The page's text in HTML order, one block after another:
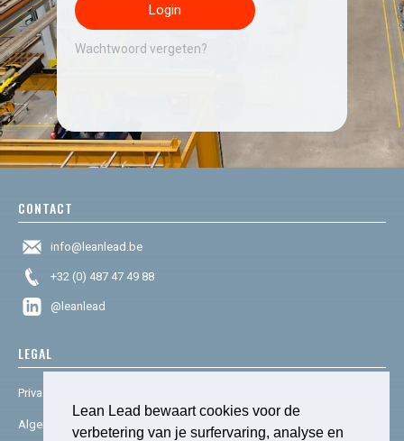
Lean Lead bewaart cookies voor de
verbetering van je surfervaring, analyse en
Wachtwoord vergeten?
CONTACT
info@leanlead.be
+32 (0) 487 47 49 88
@leanlead
LEGAL
Privacy & cookies
Algemene voorwaarden